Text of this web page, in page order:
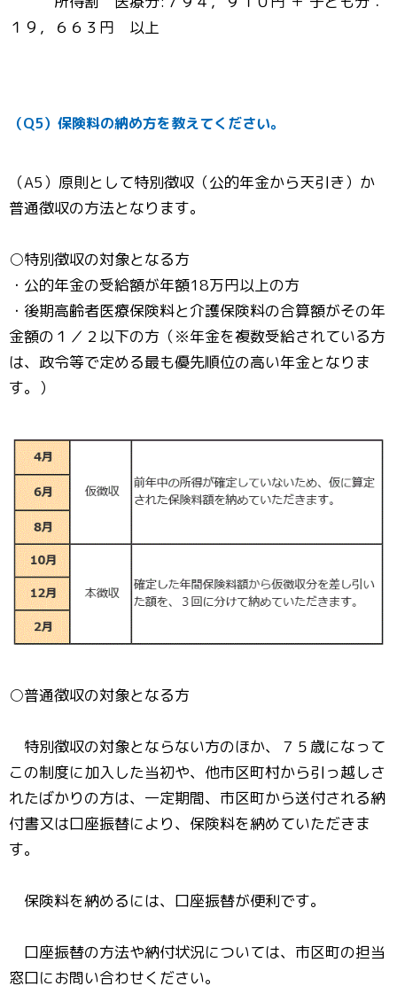
１９，６６３円 以上
（Q5）保険料の納め方を教えてください。
（A5）原則として特別徴収（公的年金から天引き）か
普通徴収の方法となります。
○特別徴収の対象となる方
・公的年金の受給額が年額18万円以上の方
・後期高齢者医療保険料と介護保険料の合算額がその年
金額の１／２以下の方（※年金を複数受給されている方
は、政令等で定める最も優先順位の高い年金となりま
す。）
○普通徴収の対象となる方
特別徴収の対象とならない方のほか、７５歳になって
この制度に加入した当初や、他市区町村から引っ越しさ
れたばかりの方は、一定期間、市区町から送付される納
付書又は口座振替により、保険料を納めていただきま
す。
保険料を納めるには、口座振替が便利です。
口座振替の方法や納付状況については、市区町の担当
窓口にお問い合わせください。